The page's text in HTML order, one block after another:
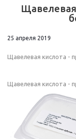
25 апреля 2019
Щавелевая кислота -
Щавелевая кислота -